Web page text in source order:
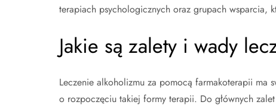
terapiach psychologicznych oraz grupach wsparcia,
Jakie są zalety i wady
Leczenie alkoholizmu za pomocą farmakoterapii
o rozpoczęciu takiej formy terapii. Do głównych